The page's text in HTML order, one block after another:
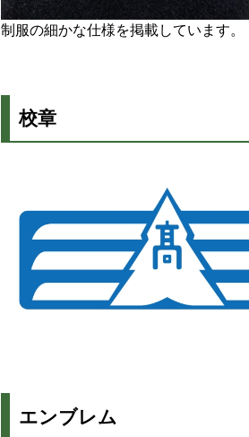
制服の細かな仕様を掲載しています。
校章
エンブレム